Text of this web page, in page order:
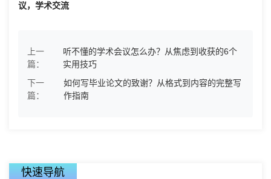
议，学术交流
上一
篇：
听不懂的学术会议怎么办？从焦虑到收获的6个
实用技巧
下一
篇：
如何写毕业论文的致谢？从格式到内容的完整写
作指南
快速导航